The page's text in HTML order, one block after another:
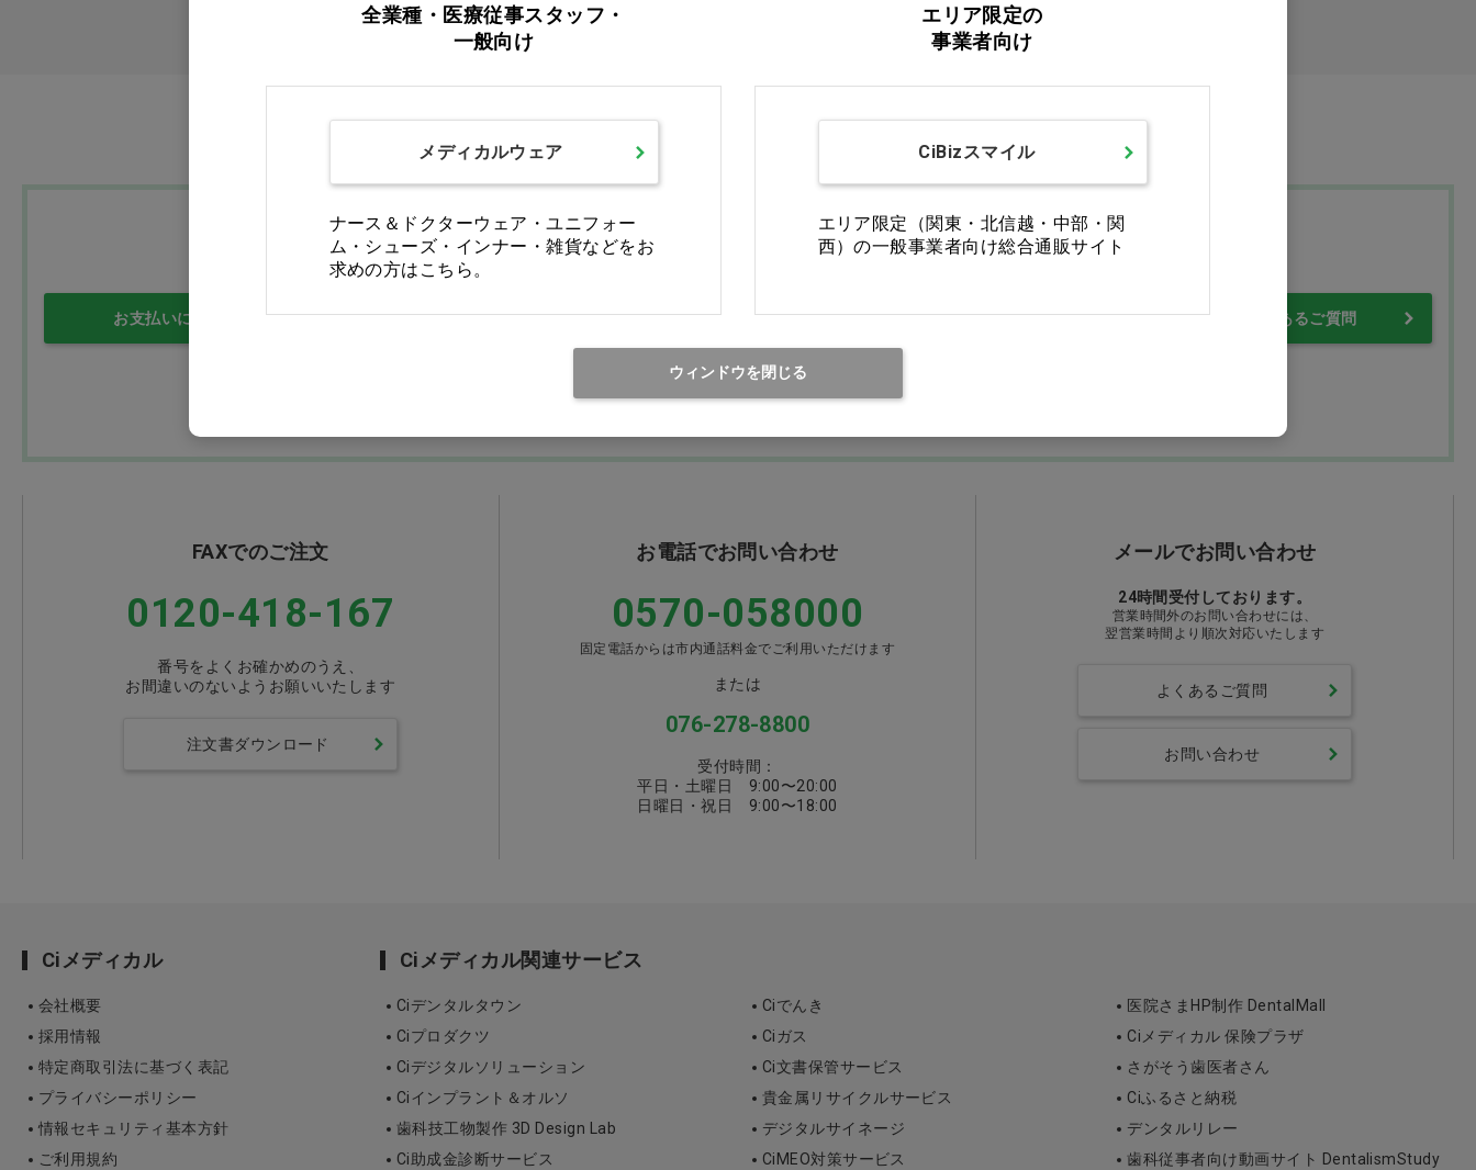
Ciモール ウェブ通販のご利用ガイド・ヘルプ
お支払いについて 送料について 返品・交換について 修理・保証について よくあるご質問
FAXでのご注文
0120-418-167
番号をよくお確かめのうえ、
お間違いのないようお願いいたします
注文書ダウンロード
お電話でお問い合わせ
0570-058000
固定電話からは市内通話料金でご利用いただけます
または
076-278-8800
受付時間：
平日・土曜日 9:00〜20:00
日曜日・祝日 9:00〜18:00
メールでお問い合わせ
24時間受付しております。
営業時間外のお問い合わせには、
翌営業時間より順次対応いたします
よくあるご質問
お問い合わせ
Ciメディカル
会社概要
採用情報
特定商取引法に基づく表記
プライバシーポリシー
情報セキュリティ基本方針
ご利用規約
Ciメディカル関連サービス
Ciデンタルタウン
Ciプロダクツ
Ciデジタルソリューション
Ciインプラント＆オルソ
歯科技工物製作 3D Design Lab
Ci助成金診断サービス
Ciでんき
Ciガス
Ci文書保管サービス
貴金属リサイクルサービス
デジタルサイネージ
CiMEO対策サービス
医院さまHP制作 DentalMall
Ciメディカル 保険プラザ
さがそう歯医者さん
Ciふるさと納税
デンタルリレー
歯科従事者向け動画サイト DentalismStudy
全業種・医療従事スタッフ・
一般向け
メディカルウェア
ナース＆ドクターウェア・ユニフォー
ム・シューズ・インナー・雑貨などをお
求めの方はこちら。
エリア限定の
事業者向け
CiBizスマイル
エリア限定（関東・北信越・中部・関
西）の一般事業者向け総合通販サイト
ウィンドウを閉じる